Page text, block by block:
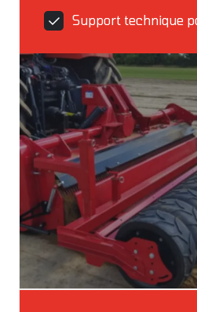
Support technique